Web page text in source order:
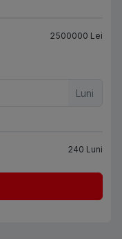
2500000 Lei
Luni
240 Luni